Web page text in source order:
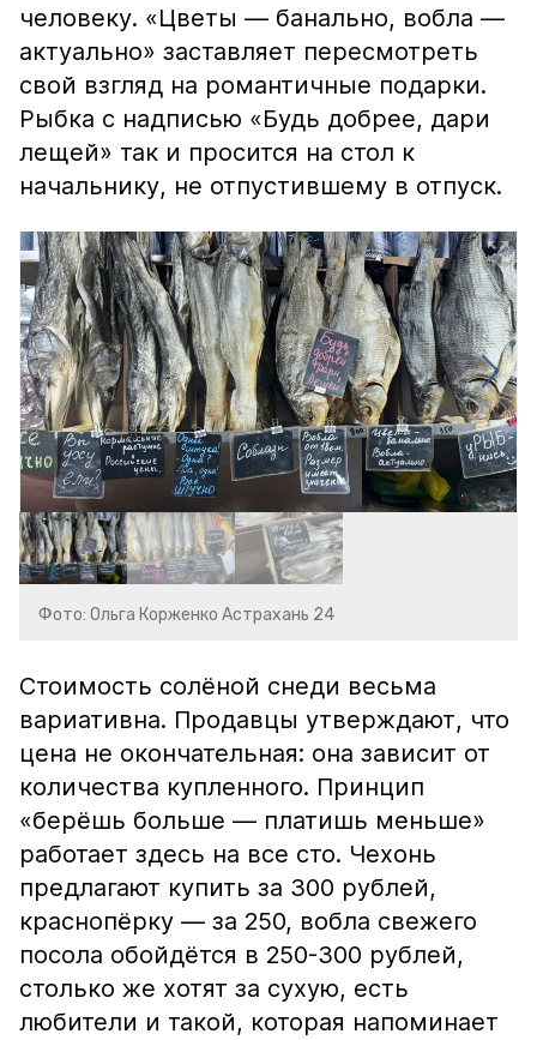
человеку. «Цветы — банально, вобла —
актуально» заставляет пересмотреть
свой взгляд на романтичные подарки.
Рыбка с надписью «Будь добрее, дари
лещей» так и просится на стол к
начальнику, не отпустившему в отпуск.
Фото: Ольга Корженко Астрахань 24
Стоимость солёной снеди весьма
вариативна. Продавцы утверждают, что
цена не окончательная: она зависит от
количества купленного. Принцип
«берёшь больше — платишь меньше»
работает здесь на все сто. Чехонь
предлагают купить за 300 рублей,
краснопёрку — за 250, вобла свежего
посола обойдётся в 250-300 рублей,
столько же хотят за сухую, есть
любители и такой, которая напоминает